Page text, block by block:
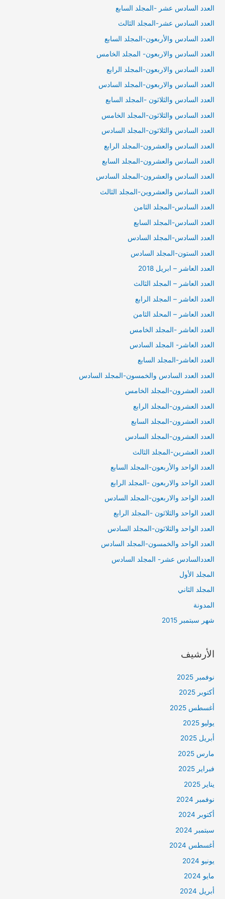
العدد السادس عشر -المجلد السابع
العدد السادس عشر-المجلد الثالث
العدد السادس والأربعون-المجلد السابع
العدد السادس والاربعون- المجلد الخامس
العدد السادس والاربعون-المجلد الرابع
العدد السادس والاربعون-المجلد السادس
العدد السادس والثلاثون -المجلد السابع
العدد السادس والثلاثون-المجلد الخامس
العدد السادس والثلاثون-المجلد السادس
العدد السادس والعشرون-المجلد الرابع
العدد السادس والعشرون-المجلد السابع
العدد السادس والعشرون-المجلد السادس
العدد السادس والعشروين-المجلد الثالث
العدد السادس-المجلد الثامن
العدد السادس-المجلد السابع
العدد السادس-المجلد السادس
العدد الستون-المجلد السادس
العدد العاشر – ابريل 2018
العدد العاشر – المجلد الثالث
العدد العاشر – المجلد الرابع
العدد العاشر – المحلد الثامن
العدد العاشر -المجلد الخامس
العدد العاشر- المجلد السادس
العدد العاشر-المجلد السابع
العدد العدد السادس والخمسون-المجلد السادس
العدد العشرون-المجلد الخامس
العدد العشرون-المجلد الرابع
العدد العشرون-المجلد السابع
العدد العشرون-المجلد السادس
العدد العشرين-المجلد الثالث
العدد الواحد والأربعون-المجلد السابع
العدد الواحد والاربعون -المجلد الرابع
العدد الواحد والاربعون-المجلد السادس
العدد الواحد والثلاثون -المجلد الرابع
العدد الواحد والثلاثون-المجلد السادس
العدد الواحد والخمسون-المجلد السادس
العددالسادس عشر- المجلد السادس
المجلد الأول
المجلد الثاني
المدونة
شهر سبتمبر 2015
الأرشيف
نوفمبر 2025
أكتوبر 2025
أغسطس 2025
يوليو 2025
أبريل 2025
مارس 2025
فبراير 2025
يناير 2025
نوفمبر 2024
أكتوبر 2024
سبتمبر 2024
أغسطس 2024
يونيو 2024
مايو 2024
أبريل 2024